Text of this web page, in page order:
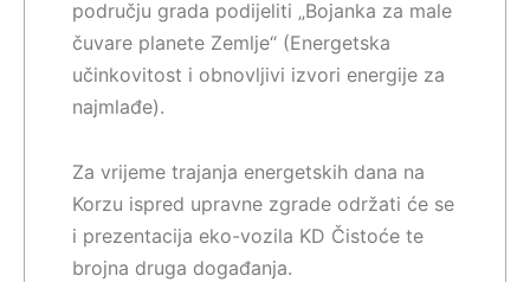
području grada podijeliti „Bojanka za male
čuvare planete Zemlje“ (Energetska
učinkovitost i obnovljivi izvori energije za
najmlađe).
Za vrijeme trajanja energetskih dana na
Korzu ispred upravne zgrade održati će se
i prezentacija eko-vozila KD Čistoće te
brojna druga događanja.